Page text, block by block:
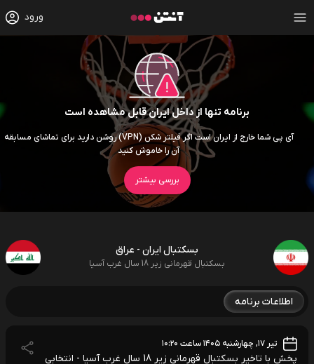
ورود
برنامه تنها از داخل ایران قابل مشاهده است
آی پی شما خارج از ایران است اگر فیلتر شکن (VPN) روشن دارید برای تماشای مسابقه
آن را خاموش کنید
بررسی بیشتر
بسکتبال ایران - عراق
بسکتبال قهرمانی زیر 18 سال غرب آسیا
اطلاعات برنامه
تیر ۱۷, چهارشنبه ۱۴۰۵ ساعت ۱۰:۲۰
پخش با تاخیر بسکتبال قهرمانی زیر 18 سال غرب آسیا - انتخابی